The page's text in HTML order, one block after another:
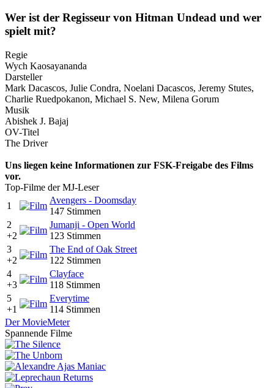
Wer ist der Regisseur von Hitman Undead und wer
spielt mit?
Regie
Wych Kaosayananda
Darsteller
Mark Dacascos, Julie Condra, Noelani Dacascos, Jeremy Stutes,
Charlie Ruedpokanon, Michael S. New, Milena Gorum
Musik
Abishek J. Bajaj
OV-Titel
The Driver
Uns liegen keine Informationen zur FSK-Freigabe des Films
vor.
Top-Filme der MJ-Leser
1
Avengers - Doomsday
147 Stimmen
2
+2
Jumanji - Open World
123 Stimmen
3
+2
The End of Oak Street
122 Stimmen
4
+3
Clayface
118 Stimmen
5
+1
Everytime
114 Stimmen
Der MovieMeter
Spannende Filme